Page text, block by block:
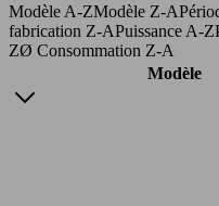
Modèle A-ZModèle Z-A
fabrication Z-APuissance A-Z
ZØ Consommation Z-A
Modèle